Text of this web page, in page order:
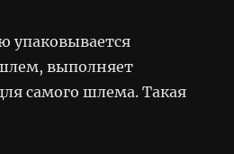
упаковывается
выполняет
самого шлема. Такая